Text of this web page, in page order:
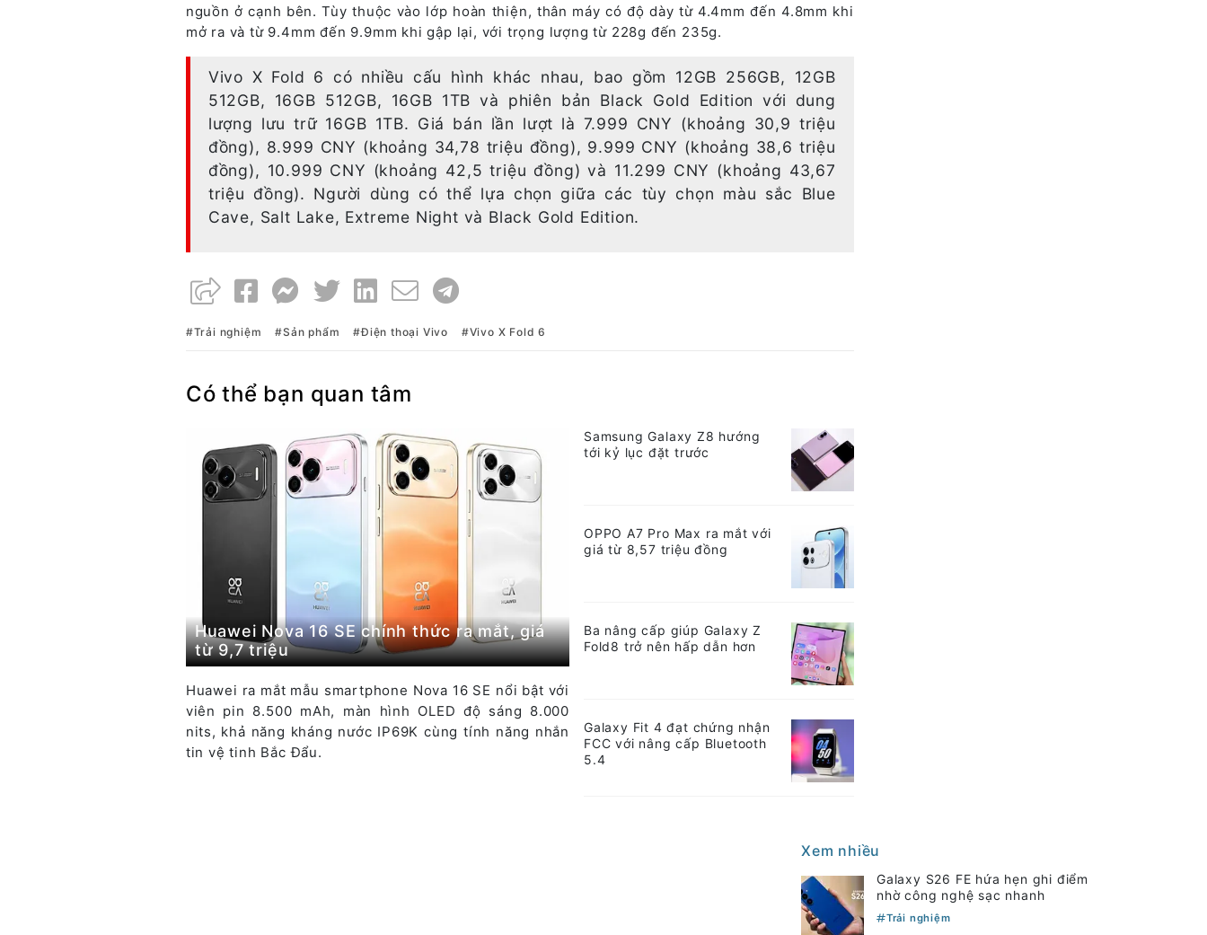
nguồn ở cạnh bên. Tùy thuộc vào lớp hoàn thiện, thân máy có độ dày từ 4.4mm đến 4.8mm khi
mở ra và từ 9.4mm đến 9.9mm khi gập lại, với trọng lượng từ 228g đến 235g.
Vivo X Fold 6 có nhiều cấu hình khác nhau, bao gồm 12GB 256GB, 12GB
512GB, 16GB 512GB, 16GB 1TB và phiên bản Black Gold Edition với dung
lượng lưu trữ 16GB 1TB. Giá bán lần lượt là 7.999 CNY (khoảng 30,9 triệu
đồng), 8.999 CNY (khoảng 34,78 triệu đồng), 9.999 CNY (khoảng 38,6 triệu
đồng), 10.999 CNY (khoảng 42,5 triệu đồng) và 11.299 CNY (khoảng 43,67
triệu đồng). Người dùng có thể lựa chọn giữa các tùy chọn màu sắc Blue
Cave, Salt Lake, Extreme Night và Black Gold Edition.
Trải nghiệm Sản phẩm Điện thoại Vivo Vivo X Fold 6
Có thể bạn quan tâm
Huawei Nova 16 SE chính thức ra mắt, giá
từ 9,7 triệu
Huawei ra mắt mẫu smartphone Nova 16 SE nổi bật với
viên pin 8.500 mAh, màn hình OLED độ sáng 8.000
nits, khả năng kháng nước IP69K cùng tính năng nhắn
tin vệ tinh Bắc Đẩu.
Samsung Galaxy Z8 hướng
tới kỷ lục đặt trước
OPPO A7 Pro Max ra mắt với
giá từ 8,57 triệu đồng
Ba nâng cấp giúp Galaxy Z
Fold8 trở nên hấp dẫn hơn
Galaxy Fit 4 đạt chứng nhận
FCC với nâng cấp Bluetooth
5.4
Xem nhiều
Galaxy S26 FE hứa hẹn ghi điểm
nhờ công nghệ sạc nhanh
Trải nghiệm